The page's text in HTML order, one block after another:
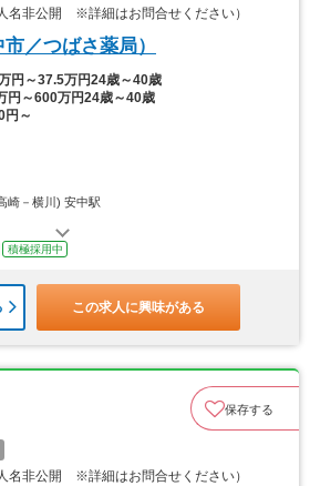
名非公開 ※詳細はお問合せください）
／つばさ薬局）
円～37.5万円24歳～40歳
円～600万円24歳～40歳
円～
崎－横川) 安中駅
積極採用中
この求人に興味がある
保存する
名非公開 ※詳細はお問合せください）